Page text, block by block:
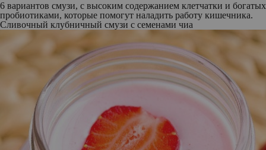
6 вариантов смузи, с высоким содержанием клетчатки и богатых
пробиотиками, которые помогут наладить работу кишечника.
Сливочный клубничный смузи с семенами чиа